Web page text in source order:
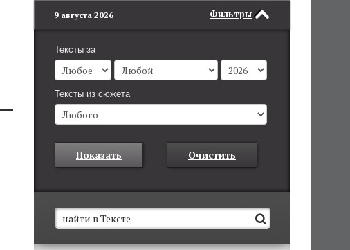
Фильтры
9 августа 2026
Тексты за
Тексты из сюжета
Показать Очистить